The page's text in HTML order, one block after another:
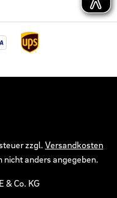
zzgl. Versandkosten
anders angegeben.
& Co. KG